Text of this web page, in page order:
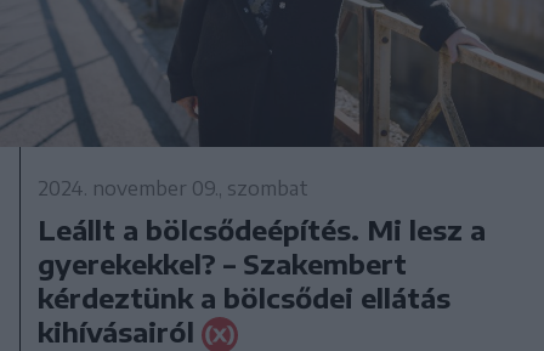
2024. november 09., szombat
Leállt a bölcsődeépítés. Mi lesz a
gyerekekkel? – Szakembert
kérdeztünk a bölcsődei ellátás
kihívásairól